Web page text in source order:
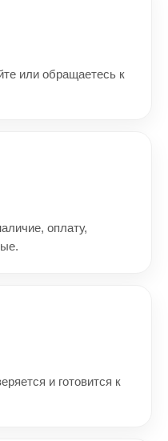
или обращаетесь к
оплату,
и готовится к